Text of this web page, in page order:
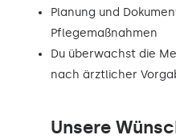
Planung und
Pflegemaßnahmen
Du überwachst die
nach ärztlicher
Unsere